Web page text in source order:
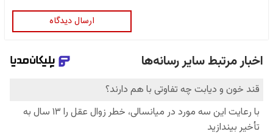
ارسال دیدگاه